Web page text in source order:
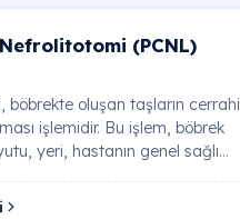
(PCNL)
böbrekte oluşan taşların cerrahi
işlemidir. Bu işlem, böbrek
yeri, hastanın genel sağlı…